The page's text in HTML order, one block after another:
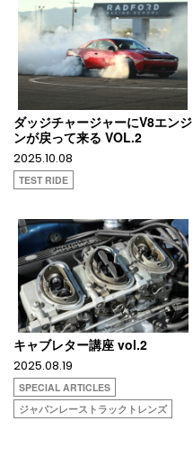
ダッジチャージャーにV8エンジ
ンが戻って来る VOL.2
2025.10.08
TEST RIDE
キャブレター講座 vol.2
2025.08.19
SPECIAL ARTICLES
ジャパンレーストラックトレンズ